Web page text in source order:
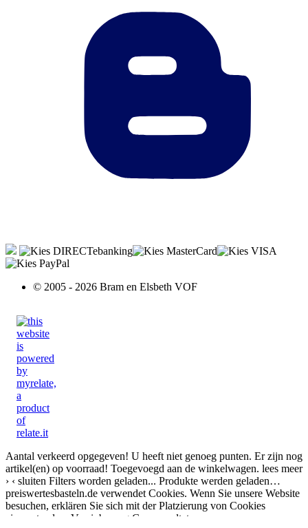
© 2005 - 2026 Bram en Elsbeth VOF
Aantal verkeerd opgegeven! U heeft niet genoeg punten. Er zijn nog
artikel(en) op voorraad! Toegevoegd aan de winkelwagen. lees meer
› ‹ sluiten Filters worden geladen... Produkte werden geladen…
preiswertesbasteln.de verwendet Cookies. Wenn Sie unsere Website
besuchen, erklären Sie sich mit der Platzierung von Cookies
einverstanden.
Vereinbarung Geen resultaten voor